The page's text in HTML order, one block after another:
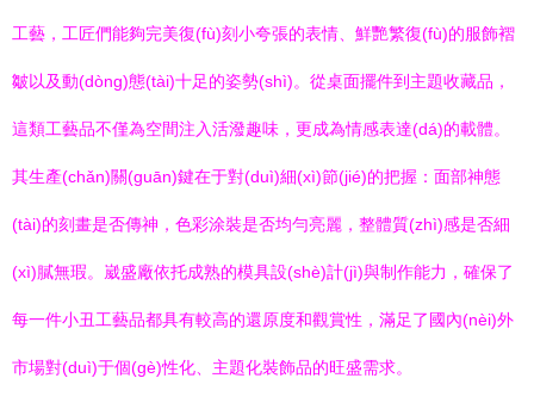
工藝，工匠們能夠完美復(fù)刻小夸張的表情、鮮艷繁復(fù)的服飾褶
皺以及動(dòng)態(tài)十足的姿勢(shì)。從桌面擺件到主題收藏品，
這類工藝品不僅為空間注入活潑趣味，更成為情感表達(dá)的載體。
其生產(chǎn)關(guān)鍵在于對(duì)細(xì)節(jié)的把握：面部神態
(tài)的刻畫是否傳神，色彩涂裝是否均勻亮麗，整體質(zhì)感是否細
(xì)膩無瑕。崴盛廠依托成熟的模具設(shè)計(jì)與制作能力，確保了
每一件小丑工藝品都具有較高的還原度和觀賞性，滿足了國內(nèi)外
市場對(duì)于個(gè)性化、主題化裝飾品的旺盛需求。